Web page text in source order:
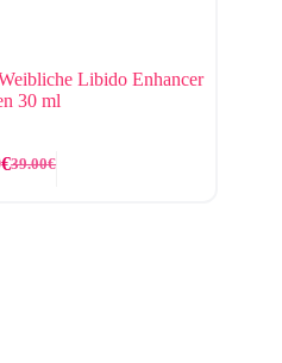
Libido Enhancer
30 ml
39.00€
€